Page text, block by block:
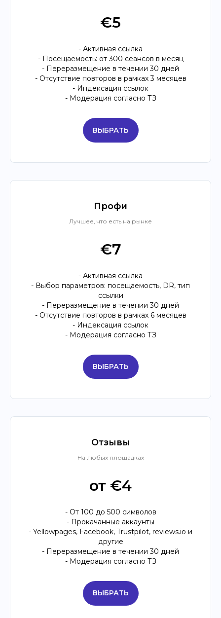
€5
- Активная ссылка
- Посещаемость: от 300 сеансов в месяц
- Переразмещение в течении 30 дней
- Отсутствие повторов в рамках 3 месяцев
- Индексация ссылок
- Модерация согласно ТЗ
ВЫБРАТЬ
Профи
Лучшее, что есть на рынке
€7
- Активная ссылка
- Выбор параметров: посещаемость, DR, тип
ссылки
- Переразмещение в течении 30 дней
- Отсутствие повторов в рамках 6 месяцев
- Индексация ссылок
- Модерация согласно ТЗ
ВЫБРАТЬ
Отзывы
На любых площадках
от €4
- От 100 до 500 символов
- Прокачанные аккаунты
- Yellowpages, Facebook, Trustpilot, reviews.io и
другие
- Переразмещение в течении 30 дней
- Модерация согласно ТЗ
ВЫБРАТЬ